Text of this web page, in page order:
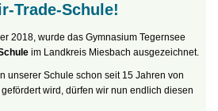
Trade-Schule!
2018, wurde das Gymnasium Tegernsee
im Landkreis Miesbach ausgezeichnet.
unserer Schule schon seit 15 Jahren von
wird, dürfen wir nun endlich diesen